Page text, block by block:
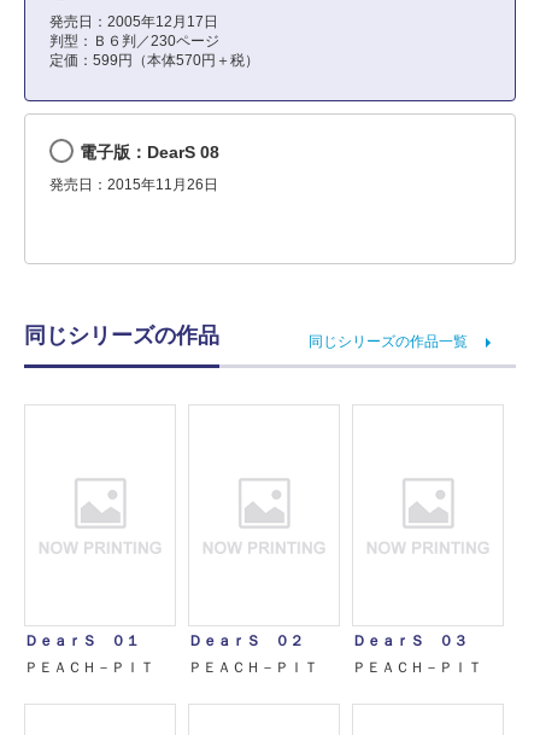
発売日：2005年12月17日
判型：Ｂ６判／230ページ
定価：599円（本体570円＋税）
電子版：DearS 08
発売日：2015年11月26日
同じシリーズの作品 同じシリーズの作品一覧
ＤｅａｒＳ ０１
ＰＥＡＣＨ－ＰＩＴ
ＤｅａｒＳ ０２
ＰＥＡＣＨ－ＰＩＴ
ＤｅａｒＳ ０３
ＰＥＡＣＨ－ＰＩＴ